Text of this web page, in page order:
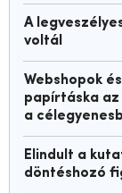
A
voltál
Webshopok
papírtáska
a
Elindult a
döntéshozó